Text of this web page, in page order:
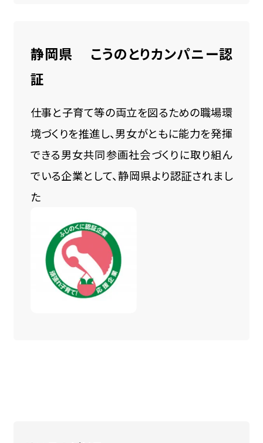
静岡県 こうのとりカンパニー認
証
仕事と子育て等の両立を図るための職場環
境づくりを推進し、男女がともに能力を発揮
できる男女共同参画社会づくりに取り組ん
でいる企業として、静岡県より認証されまし
た